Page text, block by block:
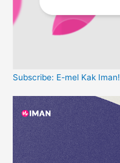
Subscribe: E-mel Kak Iman!